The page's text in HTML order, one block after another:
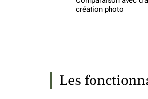
création photo
Les